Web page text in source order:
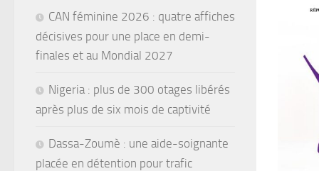
CAN féminine 2026 : quatre affiches
décisives pour une place en demi-
finales et au Mondial 2027
Nigeria : plus de 300 otages libérés
après plus de six mois de captivité
Dassa-Zoumè : une aide-soignante
placée en détention pour trafic